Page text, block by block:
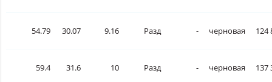
54.79 30.07 9.16 Разд - черновая 124
59.4 31.6 10 Разд - черновая 137